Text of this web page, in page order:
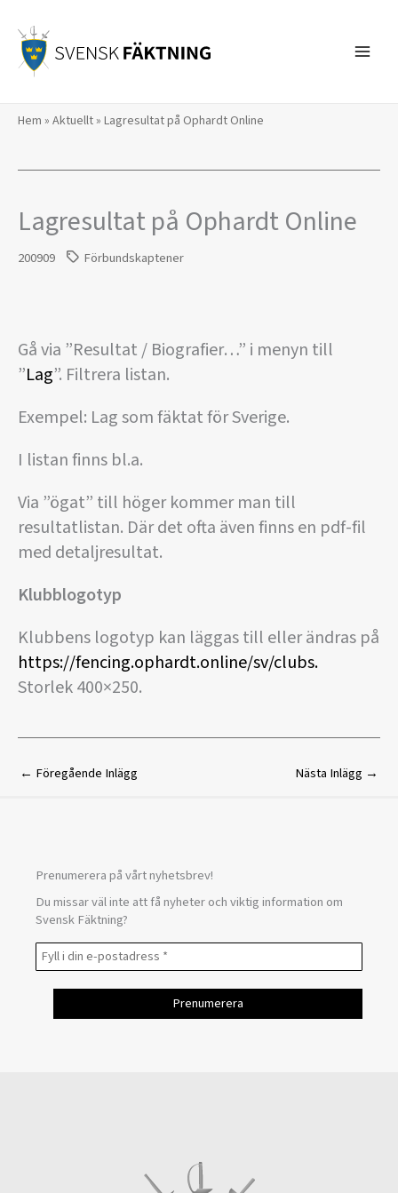
innehåll
Hem » Aktuellt» Lagresultat på Ophardt Online
Lagresultat på Ophardt Online
200909 Förbundskaptener
Gå via ”Resultat / Biografier…” i menyn till
”Lag”. Filtrera listan.
Exempel: Lag som fäktat för Sverige.
I listan finns bl.a.
Via ”ögat” till höger kommer man till
resultatlistan. Där det ofta även finns en pdf-fil
med detaljresultat.
Klubblogotyp
Klubbens logotyp kan läggas till eller ändras på
https://fencing.ophardt.online/sv/clubs.
Storlek 400×250.
← Föregående Inlägg Nästa Inlägg →
Prenumerera på vårt nyhetsbrev!
Du missar väl inte att få nyheter och viktig information om
Svensk Fäktning?